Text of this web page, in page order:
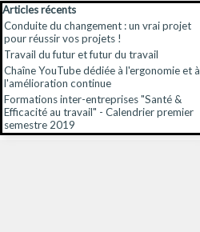
Sauter le bloc Articles récents
Articles récents
Conduite du changement : un vrai projet
pour réussir vos projets !
Travail du futur et futur du travail
Chaîne YouTube dédiée à l'ergonomie et à
l'amélioration continue
Formations inter-entreprises "Santé &
Efficacité au travail" - Calendrier premier
semestre 2019